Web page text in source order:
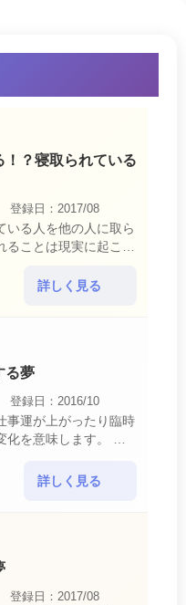
！？寝取られている
登録日：2017/08
いる人を他の人に取ら
ることは現実に起こる
寝取られている』夢
詳しく見る
る夢
登録日：2016/10
事運が上がったり臨時
を意味します。 喜
事が起きるのでビック
詳しく見る
登録日：2017/08